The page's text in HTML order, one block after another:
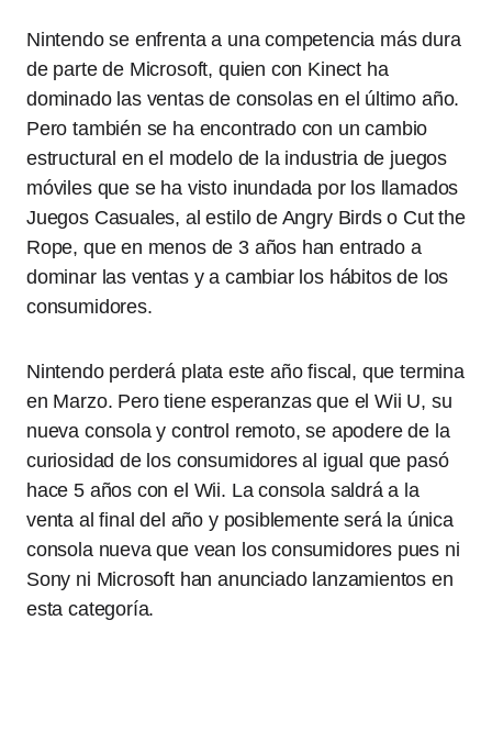
Nintendo se enfrenta a una competencia más dura
de parte de Microsoft, quien con Kinect ha
dominado las ventas de consolas en el último año.
Pero también se ha encontrado con un cambio
estructural en el modelo de la industria de juegos
móviles que se ha visto inundada por los llamados
Juegos Casuales, al estilo de Angry Birds o Cut the
Rope, que en menos de 3 años han entrado a
dominar las ventas y a cambiar los hábitos de los
consumidores.
Nintendo perderá plata este año fiscal, que termina
en Marzo. Pero tiene esperanzas que el Wii U, su
nueva consola y control remoto, se apodere de la
curiosidad de los consumidores al igual que pasó
hace 5 años con el Wii. La consola saldrá a la
venta al final del año y posiblemente será la única
consola nueva que vean los consumidores pues ni
Sony ni Microsoft han anunciado lanzamientos en
esta categoría.